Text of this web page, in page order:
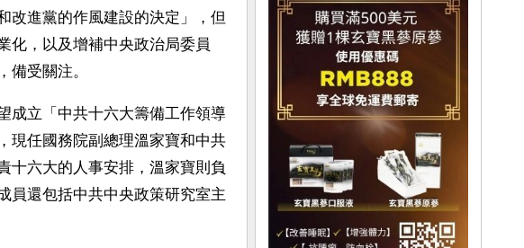
改進黨的作風建設的決定」，但
化，以及增補中央政治局委員
備受關注。
成立「中共十六大籌備工作領導
現任國務院副總理溫家寶和中共
十六大的人事安排，溫家寶則負
員還包括中共中央政策研究室主